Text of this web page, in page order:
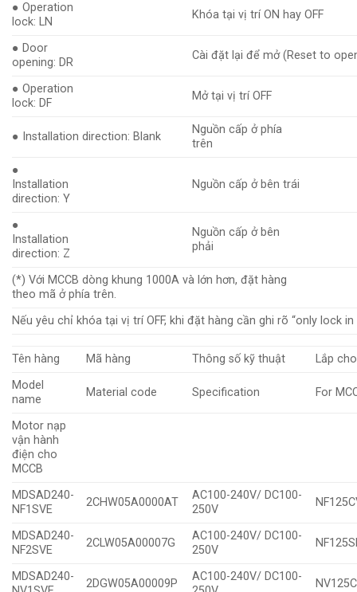
● Operation
lock: LN
Khóa tại vị trí ON hay OFF
● Door
opening: DR
Cài đặt lại để mở (Reset to
● Operation
lock: DF
Mở tại vị trí OFF
● Installation direction: Blank
Nguồn cấp ở phía
trên
●
Installation
direction: Y
Nguồn cấp ở bên trái
●
Installation
direction: Z
Nguồn cấp ở bên
phải
(*) Với MCCB dòng khung 1000A và lớn hơn, đặt hàng
theo mã ở phía trên.
Nếu yêu chỉ khóa tại vị trí OFF, khi đặt hàng cần ghi rõ “only lock
Tên hàng Mã hàng Thông số kỹ thuật
Lắp cho
Model
name
Material code Specification For
Motor nạp
vận hành
điện cho
MCCB
MDSAD240-
NF1SVE
2CHW05A0000AT
AC100-240V/ DC100-
250V
MDSAD240-
NF2SVE
2CLW05A00007G
AC100-240V/ DC100-
250V
MDSAD240-
2DGW05A00009P
AC100-240V/ DC100-